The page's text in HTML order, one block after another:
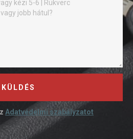
KÜLDÉS
Adatvédelmi szabályzatot